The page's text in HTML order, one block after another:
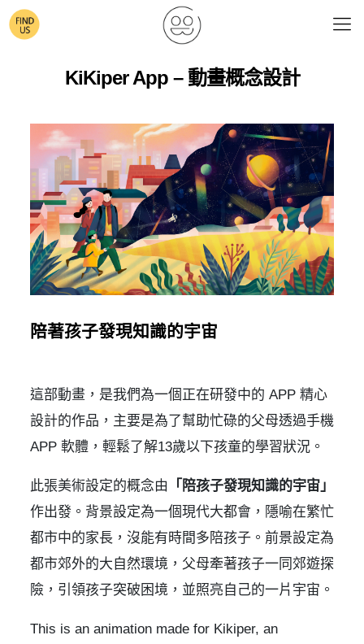
KiKiper App – 動畫概念設計
陪著孩子發現知識的宇宙
這部動畫，是我們為一個正在研發中的 APP 精心
設計的作品，主要是為了幫助忙碌的父母透過手機
APP 軟體，輕鬆了解13歲以下孩童的學習狀況。
此張美術設定的概念由 「陪孩子發現知識的宇宙」
作出發。背景設定為一個現代大都會，隱喻在繁忙
都市中的家長，沒能有時間多陪孩子。前景設定為
都市郊外的大自然環境，父母牽著孩子一同郊遊探
險，引領孩子突破困境，並照亮自己的一片宇宙。
This is an animation made for Kikiper, an